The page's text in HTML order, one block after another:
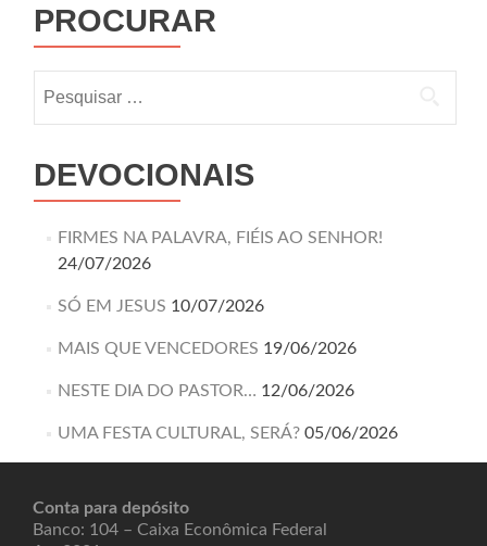
PROCURAR
DEVOCIONAIS
FIRMES NA PALAVRA, FIÉIS AO SENHOR!
24/07/2026
SÓ EM JESUS 10/07/2026
MAIS QUE VENCEDORES 19/06/2026
NESTE DIA DO PASTOR… 12/06/2026
UMA FESTA CULTURAL, SERÁ? 05/06/2026
Conta para depósito
Banco: 104 – Caixa Econômica Federal